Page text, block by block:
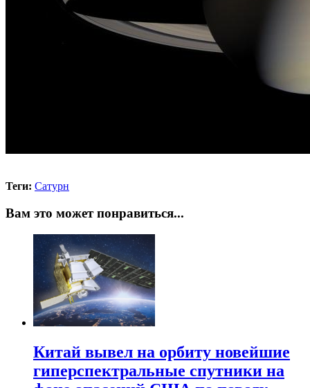
Теги: Сатурн
Вам это может понравиться...
Китай вывел на орбиту новейшие
гиперспектральные спутники на